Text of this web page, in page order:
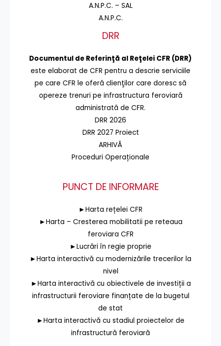
A.N.P.C. – SAL
A.N.P.C.
DRR
Documentul de Referinţă al Reţelei CFR (DRR)
este elaborat de CFR pentru a descrie serviciile
pe care CFR le oferă clienţilor care doresc să
opereze trenuri pe infrastructura feroviară
administrată de CFR.
DRR 2026
DRR 2027 Proiect
ARHIVĂ
Proceduri Operaționale
PUNCT DE INFORMARE
►Harta rețelei CFR
►Harta – Cresterea mobilitatii pe reteaua
feroviara CFR
►Lucrări în regie proprie
►Harta interactivă cu modernizările trecerilor la
nivel
►Harta interactivă cu obiectivele de investiții a
infrastructurii feroviare finanțate de la bugetul
de stat
►Harta interactivă cu stadiul proiectelor de
infrastructură feroviară